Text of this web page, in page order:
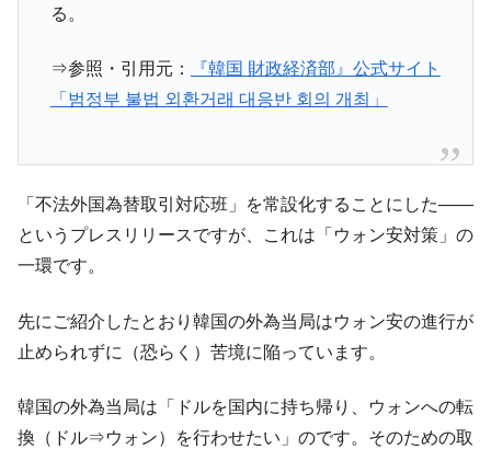
る。
⇒参照・引用元：
『韓国 財政経済部』公式サイト
「범정부 불법 외환거래 대응반 회의 개최」
「不法外国為替取引対応班」を常設化することにした――
というプレスリリースですが、これは「ウォン安対策」の
一環です。
先にご紹介したとおり韓国の外為当局はウォン安の進行が
止められずに（恐らく）苦境に陥っています。
韓国の外為当局は「ドルを国内に持ち帰り、ウォンへの転
換（ドル⇒ウォン）を行わせたい」のです。そのための取